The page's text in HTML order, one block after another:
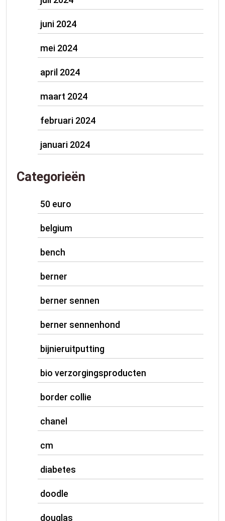
juni 2024
mei 2024
april 2024
maart 2024
februari 2024
januari 2024
Categorieën
50 euro
belgium
bench
berner
berner sennen
berner sennenhond
bijnieruitputting
bio verzorgingsproducten
border collie
chanel
cm
diabetes
doodle
douglas